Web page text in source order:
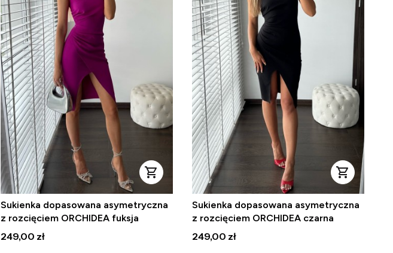
Sukienka dopasowana asymetryczna
z rozcięciem ORCHIDEA fuksja
Cena
249,00 zł
Sukienka dopasowana asymetryczna
z rozcięciem ORCHIDEA czarna
Cena
249,00 zł